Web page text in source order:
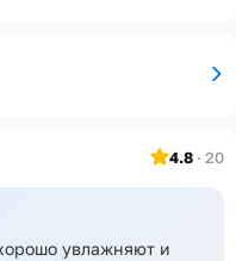
4.8 · 20
увлажняют и